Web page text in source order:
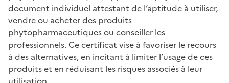
document individuel attestant de l’aptitude à utiliser,
vendre ou acheter des produits
phytopharmaceutiques ou conseiller les
professionnels. Ce certificat vise à favoriser le recours
à des alternatives, en incitant à limiter l’usage de ces
produits et en réduisant les risques associés à leur